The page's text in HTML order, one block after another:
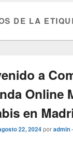
DE LA
a
Online
en
22, 2024poradmin